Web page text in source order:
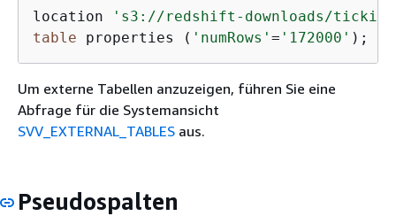
location
's3://redshift-downloads/tickit/
table properties ( 'numRows' = '172000' );
Um externe Tabellen anzuzeigen, führen Sie eine
Abfrage für die Systemansicht
SVV_EXTERNAL_TABLES aus.
Pseudospalten